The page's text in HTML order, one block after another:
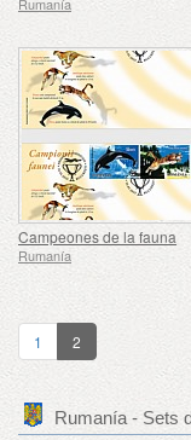
Campeones de la fauna
Rumanía
1 2
Rumanía - Sets